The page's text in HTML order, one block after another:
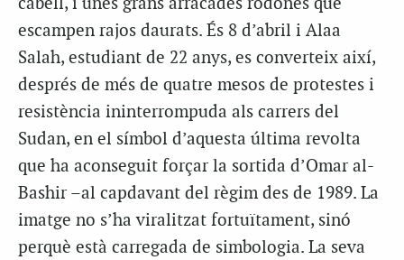
cabell, i unes grans arracades rodones que
escampen rajos daurats. És 8 d’abril i Alaa
Salah, estudiant de 22 anys, es converteix així,
després de més de quatre mesos de protestes i
resistència ininterrompuda als carrers del
Sudan, en el símbol d’aquesta última revolta
que ha aconseguit forçar la sortida d’Omar al-
Bashir –al capdavant del règim des de 1989. La
imatge no s’ha viralitzat fortuïtament, sinó
perquè està carregada de simbologia. La seva